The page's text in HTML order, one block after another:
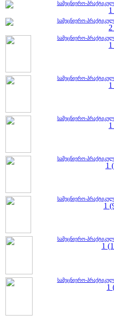
სამეცნიერო-
სამეცნიერო-
სამეცნიერო-
სამეცნიერო-
სამეცნიერო-
სამეცნიერო-
1
სამეცნიერო-
1
სამეცნიერო-
1
სამეცნიერო-
1